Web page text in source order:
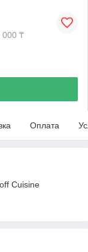
000 ₸
Оплата
Cuisine